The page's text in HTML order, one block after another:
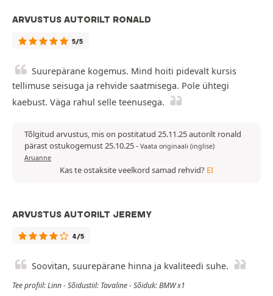
ARVUSTUS AUTORILT RONALD
5/5
Suurepärane kogemus. Mind hoiti pidevalt kursis
tellimuse seisuga ja rehvide saatmisega. Pole ühtegi
kaebust. Väga rahul selle teenusega.
Tõlgitud arvustus, mis on postitatud 25.11.25 autorilt ronald
pärast ostukogemust 25.10.25- Vaata originaali (inglise)
Aruanne
Kas te ostaksite veelkord samad rehvid? EI
ARVUSTUS AUTORILT JEREMY
4/5
Soovitan, suurepärane hinna ja kvaliteedi suhe.
Tee profiil: Linn - Sõidustiil: Tavaline - Sõiduk: BMW x1